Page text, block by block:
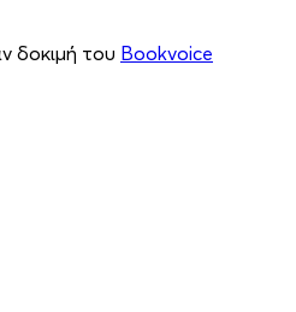
δοκιμή του Bookvoice